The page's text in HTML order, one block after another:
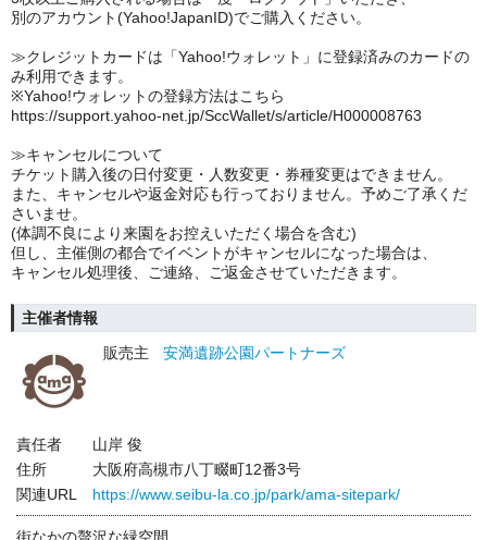
別のアカウント(Yahoo!JapanID)でご購入ください。
≫クレジットカードは「Yahoo!ウォレット」に登録済みのカードの
み利用できます。
※Yahoo!ウォレットの登録方法はこちら
https://support.yahoo-net.jp/SccWallet/s/article/H000008763
≫キャンセルについて
チケット購入後の日付変更・人数変更・券種変更はできません。
また、キャンセルや返金対応も行っておりません。予めご了承くだ
さいませ。
(体調不良により来園をお控えいただく場合を含む)
但し、主催側の都合でイベントがキャンセルになった場合は、
キャンセル処理後、ご連絡、ご返金させていただきます。
主催者情報
販売主
安満遺跡公園パートナーズ
責任者
山岸 俊
住所
大阪府高槻市八丁畷町12番3号
関連URL
https://www.seibu-la.co.jp/park/ama-sitepark/